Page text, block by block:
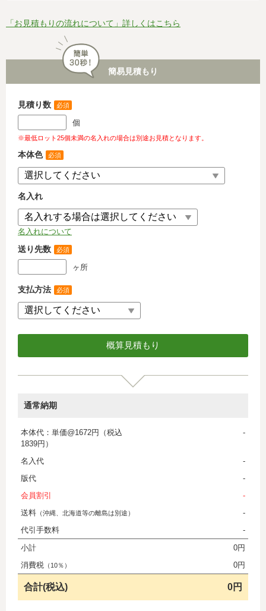
「お見積もりの流れについて」詳しくはこちら
簡易見積もり
見積り数 必須
個
※最低ロット25個未満の名入れの場合は別途お見積となります。
本体色 必須
名入れ
名入れについて
送り先数 必須
ヶ所
支払方法 必須
通常納期
本体代：単価@1672円（税込
1839円）
-
名入代
-
版代
-
会員割引
-
送料 （沖縄、北海道等の離島は別途）
-
代引手数料
-
小計
0円
消費税 （10％） 0円
合計(税込) 0円